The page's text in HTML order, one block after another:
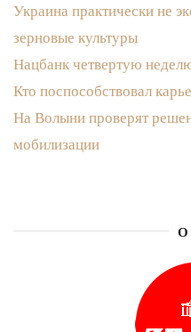
Украина практически не
зерновые культуры
Нацбанк четвертую
Кто поспособствовал
На Волыни проверят
мобилизации
О